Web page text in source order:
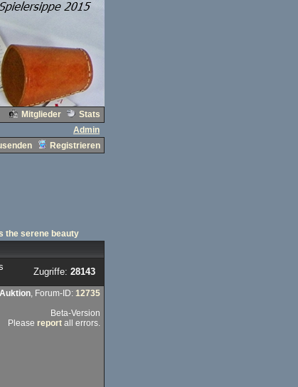
Mitglieder
Stats
Admin
Registrieren
the serene beauty
Zugriffe: 28143
, Forum-ID: 12735
Beta-Version
Please report all errors.